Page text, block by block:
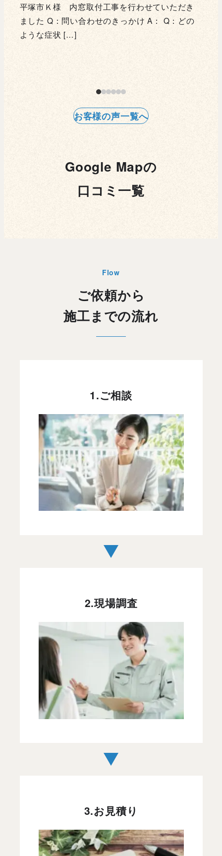
平塚市Ｓ様 内窓取付工事を行わせていただき
ました Q：問い合わせのきっかけ A：ホームペ
ージ Q：ど […]
お客様の声一覧へ
Google Mapの
口コミ一覧
Flow
ご依頼から
施工までの流れ
1.ご相談
2.現場調査
3.お見積り